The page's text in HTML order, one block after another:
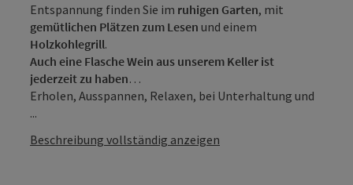
Entspannung finden Sie im ruhigen Garten, mit
gemütlichen Plätzen zum Lesen und einem
Holzkohlegrill.
Auch eine Flasche Wein aus unserem Keller ist
jederzeit zu haben…
Erholen, Ausspannen, Relaxen, bei Unterhaltung und
...
Beschreibung vollständig anzeigen